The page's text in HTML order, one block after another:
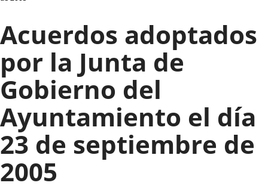
externa.
Acuerdos adoptados
por la Junta de
Gobierno del
Ayuntamiento el día
23 de septiembre de
2005